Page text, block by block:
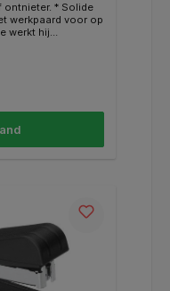
ontnieter. * Solide
werkpaard voor op
werkt hij